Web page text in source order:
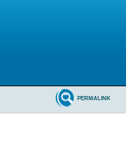
PERMALINK